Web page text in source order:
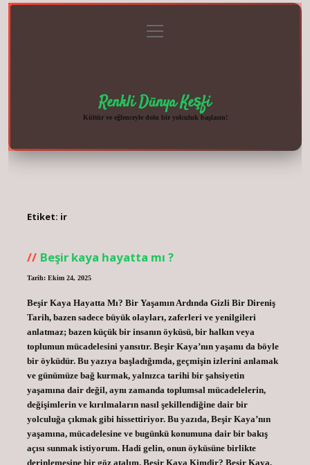
menüyü
aç
Renkli Dünya Keşfi
Kültür ve eğlenceyle dolu bir yolculuk başlasın!
Etiket: ir
Beşir kaya hayatta mı ?
Tarih: Ekim 24, 2025
Beşir Kaya Hayatta Mı? Bir Yaşamın Ardında Gizli Bir Direniş
Tarih, bazen sadece büyük olayları, zaferleri ve yenilgileri
anlatmaz; bazen küçük bir insanın öyküsü, bir halkın veya
toplumun mücadelesini yansıtır. Beşir Kaya’nın yaşamı da böyle
bir öyküdür. Bu yazıya başladığımda, geçmişin izlerini anlamak
ve günümüze bağ kurmak, yalnızca tarihi bir şahsiyetin
yaşamına dair değil, aynı zamanda toplumsal mücadelelerin,
değişimlerin ve kırılmaların nasıl şekillendiğine dair bir
yolculuğa çıkmak gibi hissettiriyor. Bu yazıda, Beşir Kaya’nın
yaşamına, mücadelesine ve bugünkü konumuna dair bir bakış
açısı sunmak istiyorum. Hadi gelin, onun öyküsüne birlikte
derinlemesine bir göz atalım. Beşir Kaya Kimdir? Beşir Kaya,